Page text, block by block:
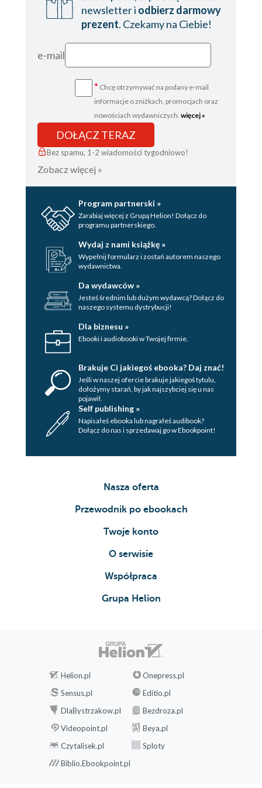
newsletter i odbierz darmowy
prezent. Czekamy na Ciebie!
e-mail
* Chcę otrzymywać na podany e-mail
informacje o zniżkach, promocjach oraz
nowościach wydawniczych. więcej »
DOŁĄCZ TERAZ
Bez spamu, 1-2 wiadomości tygodniowo!
Zobacz więcej »
Program partnerski »
Zarabiaj więcej z Grupą Helion! Dołącz do
programu partnerskiego.
Wydaj z nami książkę »
Wypełnij formularz i zostań autorem naszego
wydawnictwa.
Da wydawców »
Jesteś średnim lub dużym wydawcą? Dołącz do
naszego systemu dystrybucji!
Dla biznesu »
Ebooki i audiobooki w Twojej firmie.
Brakuje Ci jakiegoś ebooka? Daj znać!
Jeśli w naszej ofercie brakuje jakiegoś tytulu,
dołożymy starań, by jak najszybciej się u nas
pojawił.
Self publishing »
Napisałeś ebooka lub nagrałeś audibook?
Dołącz do nas i sprzedawaj go w Ebookpoint!
Nasza oferta
Przewodnik po ebookach
Twoje konto
O serwisie
Współpraca
Grupa Helion
Helion.pl
Onepress.pl
Sensus.pl
Editio.pl
DlaBystrzakow.pl
Bezdroza.pl
Videopoint.pl
Beya.pl
Czytalisek.pl
Sploty
Biblio.Ebookpoint.pl